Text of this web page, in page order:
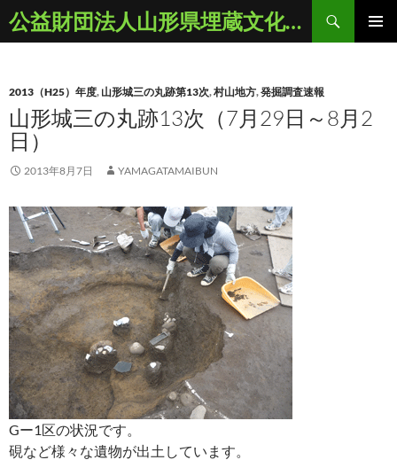
ン
ツ
へ
ス
ッ
公益財団法人山形県埋蔵文化財センター
検
索
2013（H25）年度, 山形城三の丸跡第13次,村山地方,発掘調査速報
山形城三の丸跡13次（7月29日～8月2
日）
2013年8月7日 YAMAGATAMAIBUN
Gー1区の状況です。
硯など様々な遺物が出土しています。